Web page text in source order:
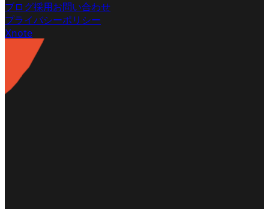
ブログ採用お問い合わせ
プライバシーポリシー
Xnote